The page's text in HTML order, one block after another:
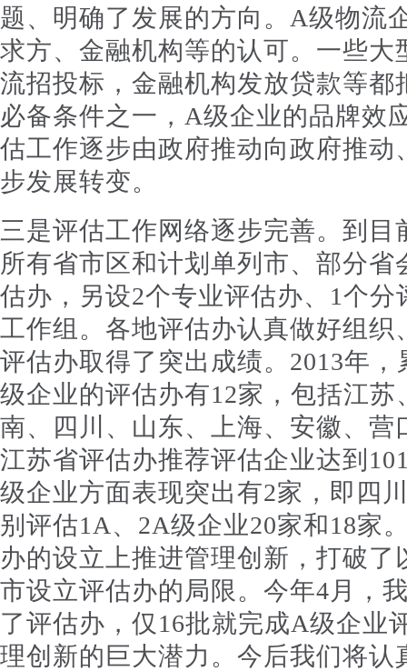
题、明确了发展的方向。A级物流
求方、金融机构等的认可。一些
流招投标，金融机构发放贷款等
必备条件之一，A级企业的品牌效
估工作逐步由政府推动向政府推
步发展转变。
三是评估工作网络逐步完善。到
所有省市区和计划单列市、部分
估办，另设2个专业评估办、1个
工作组。各地评估办认真做好组
评估办取得了突出成绩。2013年
级企业的评估办有12家，包括江
南、四川、山东、上海、安徽、
江苏省评估办推荐评估企业达到
级企业方面表现突出有2家，即四
别评估1A、2A级企业20家和18家
办的设立上推进管理创新，打破
市设立评估办的局限。今年4月，
了评估办，仅16批就完成A级企业
理创新的巨大潜力。今后我们将